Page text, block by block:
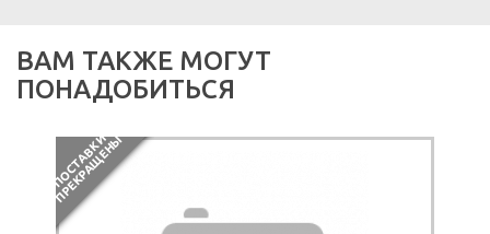
ВАМ ТАКЖЕ МОГУТ
ПОНАДОБИТЬСЯ
П
О
С
Т
А
В
К
И
П
Р
Е
К
Р
А
Щ
Е
Н
Ы